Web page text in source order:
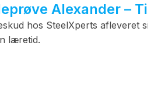
Alexander –
hos SteelXperts afleveret
læretid.